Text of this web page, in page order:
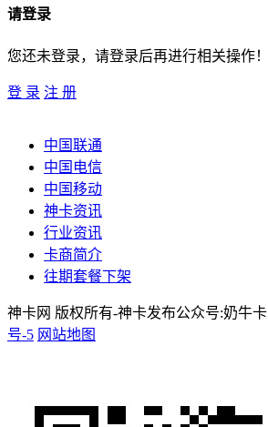
请登录
您还未登录，请登录后再进行相关操作！
登 录 注 册
中国联通
中国电信
中国移动
神卡资讯
行业资讯
卡商简介
往期套餐下架
神卡网 版权所有-神卡发布公众号:奶牛卡
号-5 网站地图